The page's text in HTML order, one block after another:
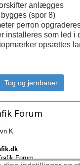
anlægges
(spor 8)
perron
installeres som led i
opsættes
Tog og jernbaner
Forum
K
Forum